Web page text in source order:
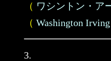
（ ワシントン・ア
（ Washington Irving
3.